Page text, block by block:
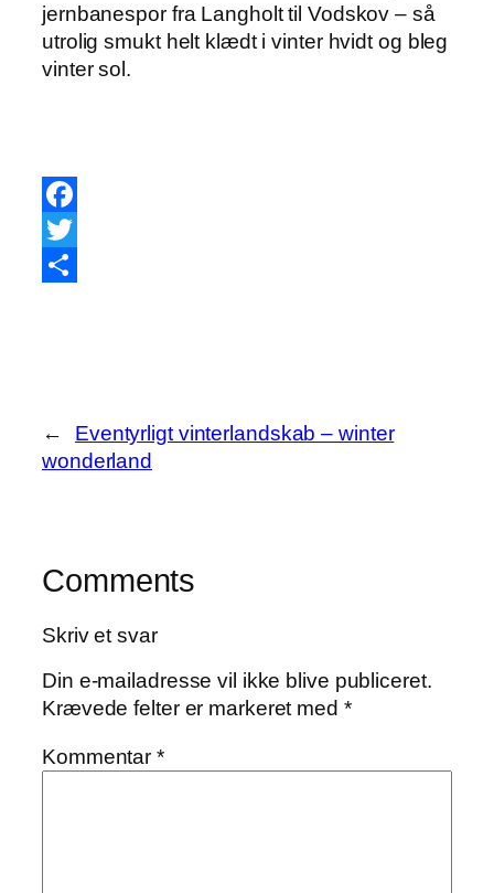
jernbanespor fra Langholt til Vodskov – så
utrolig smukt helt klædt i vinter hvidt og bleg
vinter sol.
Facebook
Twitter
←
Eventyrligt vinterlandskab – winter
wonderland
Comments
Skriv et svar
Din e-mailadresse vil ikke blive publiceret.
Krævede felter er markeret med *
Kommentar*